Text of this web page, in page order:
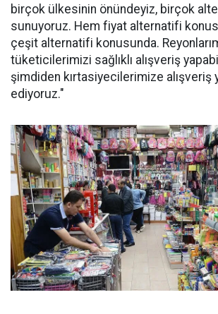
birçok ülkesinin önündeyiz, birçok
sunuyoruz. Hem fiyat alternatifi
çeşit alternatifi konusunda.
tüketicilerimizi sağlıklı alışveriş
şimdiden kırtasiyecilerimize alışveriş
ediyoruz."